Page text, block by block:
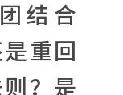
结合
重回
？是